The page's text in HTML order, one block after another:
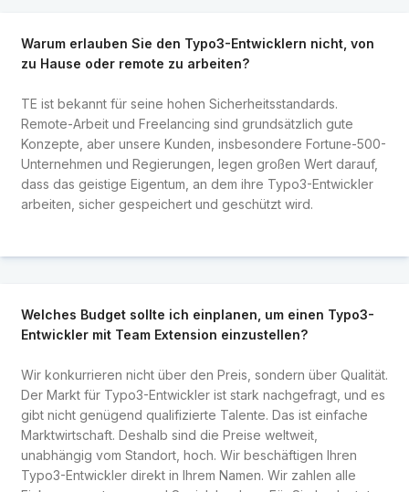
Warum erlauben Sie den Typo3-Entwicklern nicht, von
zu Hause oder remote zu arbeiten?
TE ist bekannt für seine hohen Sicherheitsstandards.
Remote-Arbeit und Freelancing sind grundsätzlich gute
Konzepte, aber unsere Kunden, insbesondere Fortune-500-
Unternehmen und Regierungen, legen großen Wert darauf,
dass das geistige Eigentum, an dem ihre Typo3-Entwickler
arbeiten, sicher gespeichert und geschützt wird.
Welches Budget sollte ich einplanen, um einen Typo3-
Entwickler mit Team Extension einzustellen?
Wir konkurrieren nicht über den Preis, sondern über Qualität.
Der Markt für Typo3-Entwickler ist stark nachgefragt, und es
gibt nicht genügend qualifizierte Talente. Das ist einfache
Marktwirtschaft. Deshalb sind die Preise weltweit,
unabhängig vom Standort, hoch. Wir beschäftigen Ihren
Typo3-Entwickler direkt in Ihrem Namen. Wir zahlen alle